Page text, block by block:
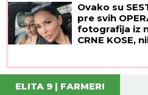
Ovako su
pre svih
fotografija iz
CRNE KOSE,
ELITA 9 | FARMERI